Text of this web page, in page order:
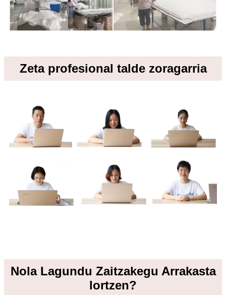
Zeta profesional talde zoragarria
Nola Lagundu Zaitzakegu Arrakasta
lortzen?